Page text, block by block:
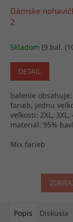
Dámske
2
Skladom (9 bal.
DETAIL
balenie
farieb, jednu
veľkosti: 2XL, 3XL,
materiál: 95%
Mix farieb
Popis Diskusia